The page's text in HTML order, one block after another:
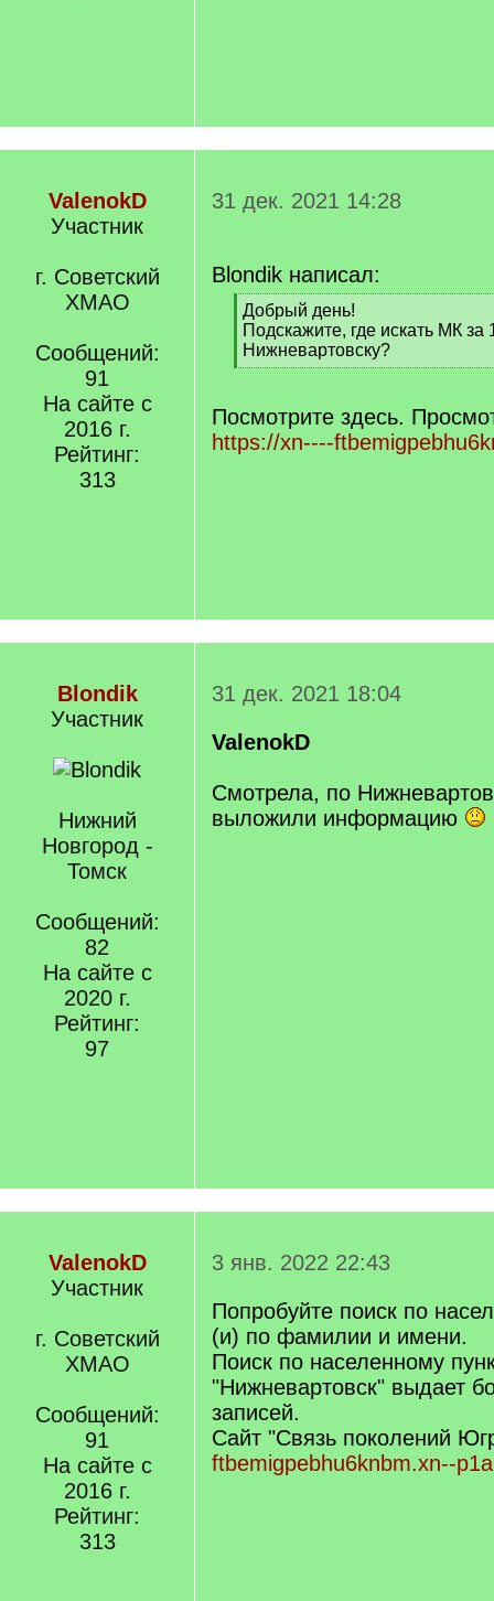
ValenokD
Участник
г. Советский
ХМАО
Сообщений:
91
На сайте с
2016 г.
Рейтинг:
313
31 дек. 2021 14:28
Blondik написал:
[
q
]
Добрый день!
Подскажите, где искать МК за
Нижневартовску?
[
q
]
Посмотрите здесь.
https://xn----
Blondik
Участник
Нижний
Новгород -
Томск
Сообщений:
82
На сайте с
2020 г.
Рейтинг:
97
31 дек. 2021 18:04
ValenokD
Смотрела, по
выложили информацию
ValenokD
Участник
г. Советский
ХМАО
Сообщений:
91
На сайте с
2016 г.
Рейтинг:
313
3 янв. 2022 22:43
Попробуйте поиск по
(и) по фамилии и имени.
Поиск по населенному
"Нижневартовск" выдает
записей.
Сайт "Связь поколений
ftbemigpebhu6knbm.xn--